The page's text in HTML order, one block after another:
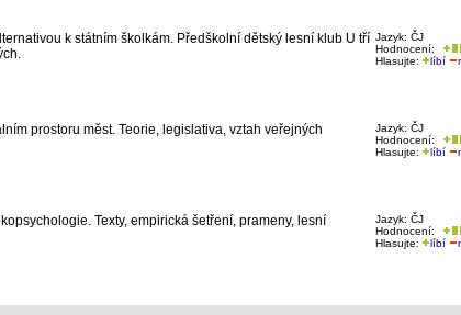
Jazyk: ČJ
Hodnocení:
Hlasujte:
líbí
k státním školkám. Předškolní dětský lesní klub U tří
Jazyk: ČJ
Hodnocení:
Hlasujte:
líbí
prostoru měst. Teorie, legislativa, vztah veřejných
Jazyk: ČJ
Hodnocení:
Hlasujte:
líbí
Texty, empirická šetření, prameny, lesní